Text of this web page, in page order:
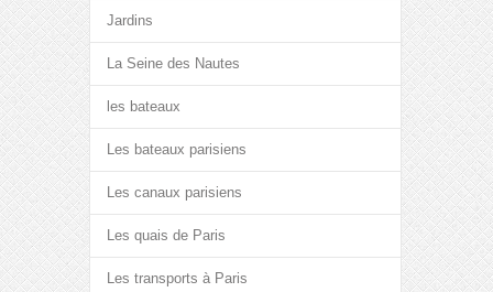
Jardins
La Seine des Nautes
les bateaux
Les bateaux parisiens
Les canaux parisiens
Les quais de Paris
Les transports à Paris